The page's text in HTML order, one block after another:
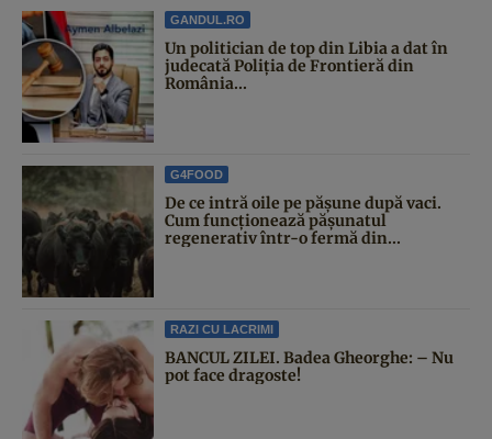
GANDUL.RO
Un politician de top din Libia a dat în
judecată Poliția de Frontieră din
România...
G4FOOD
De ce intră oile pe pășune după vaci.
Cum funcționează pășunatul
regenerativ într-o fermă din...
RAZI CU LACRIMI
BANCUL ZILEI. Badea Gheorghe: – Nu
pot face dragoste!